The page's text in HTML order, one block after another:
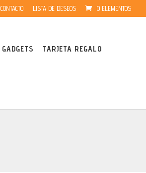
CONTACTO LISTA DE DESEOS 0 ELEMENTOS
GADGETS TARJETA REGALO